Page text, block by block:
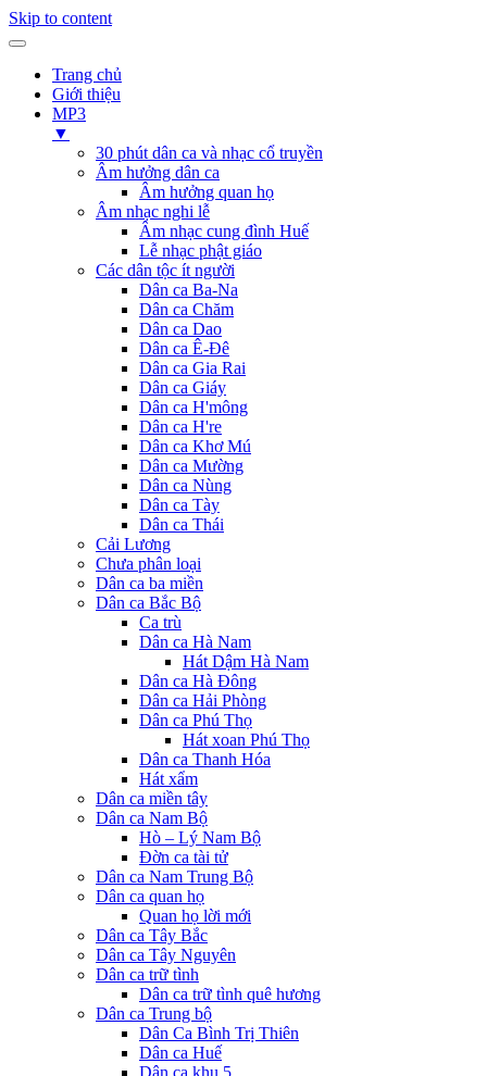
Skip to content
Trang chủ
Giới thiệu
MP3
▼
30 phút dân ca và nhạc cổ truyền
Âm hưởng dân ca
Âm hưởng quan họ
Âm nhạc nghi lễ
Âm nhạc cung đình Huế
Lễ nhạc phật giáo
Các dân tộc ít người
Dân ca Ba-Na
Dân ca Chăm
Dân ca Dao
Dân ca Ê-Đê
Dân ca Gia Rai
Dân ca Giáy
Dân ca H'mông
Dân ca H're
Dân ca Khơ Mú
Dân ca Mường
Dân ca Nùng
Dân ca Tày
Dân ca Thái
Cải Lương
Chưa phân loại
Dân ca ba miền
Dân ca Bắc Bộ
Ca trù
Dân ca Hà Nam
Hát Dậm Hà Nam
Dân ca Hà Đông
Dân ca Hải Phòng
Dân ca Phú Thọ
Hát xoan Phú Thọ
Dân ca Thanh Hóa
Hát xẩm
Dân ca miền tây
Dân ca Nam Bộ
Hò – Lý Nam Bộ
Đờn ca tài tử
Dân ca Nam Trung Bộ
Dân ca quan họ
Quan họ lời mới
Dân ca Tây Bắc
Dân ca Tây Nguyên
Dân ca trữ tình
Dân ca trữ tình quê hương
Dân ca Trung bộ
Dân Ca Bình Trị Thiên
Dân ca Huế
Dân ca khu 5